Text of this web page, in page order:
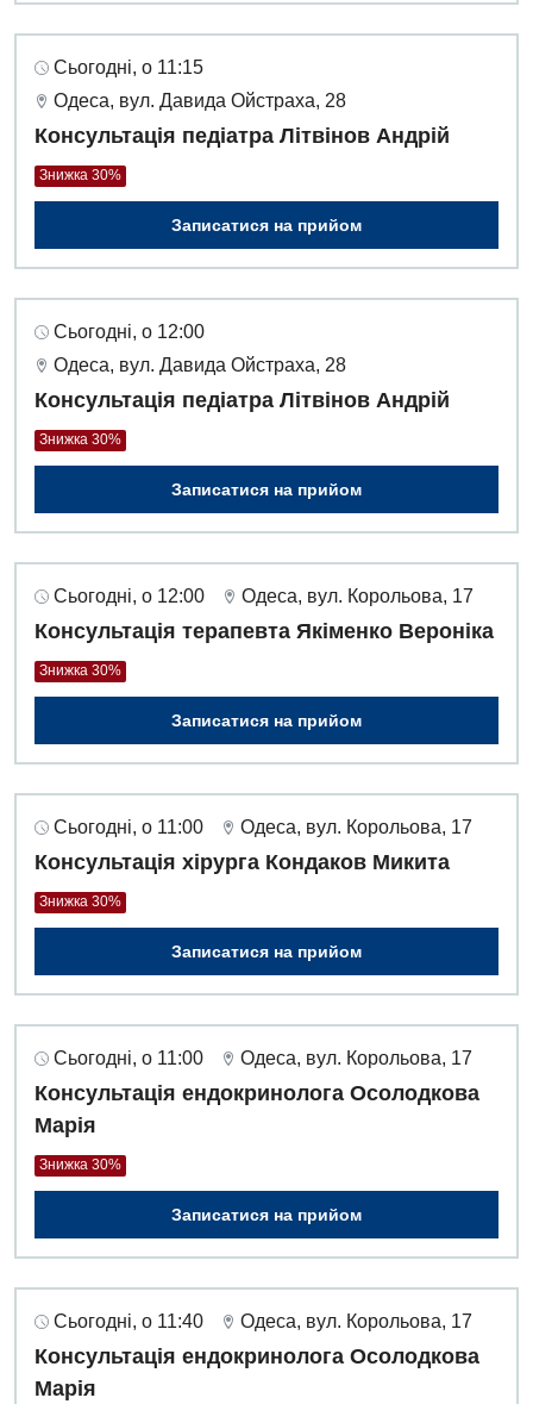
Сьогодні, о 11:15
Одеса, вул. Давида Ойстраха, 28
Консультація педіатра Літвінов Андрій
Знижка 30%
Записатися на прийом
Сьогодні, о 12:00
Одеса, вул. Давида Ойстраха, 28
Консультація педіатра Літвінов Андрій
Знижка 30%
Записатися на прийом
Сьогодні, о 12:00 Одеса, вул. Корольова, 17
Консультація терапевта Якіменко Вероніка
Знижка 30%
Записатися на прийом
Сьогодні, о 11:00 Одеса, вул. Корольова, 17
Консультація хірурга Кондаков Микита
Знижка 30%
Записатися на прийом
Сьогодні, о 11:00 Одеса, вул. Корольова, 17
Консультація ендокринолога Осолодкова
Марія
Знижка 30%
Записатися на прийом
Сьогодні, о 11:40 Одеса, вул. Корольова, 17
Консультація ендокринолога Осолодкова
Марія